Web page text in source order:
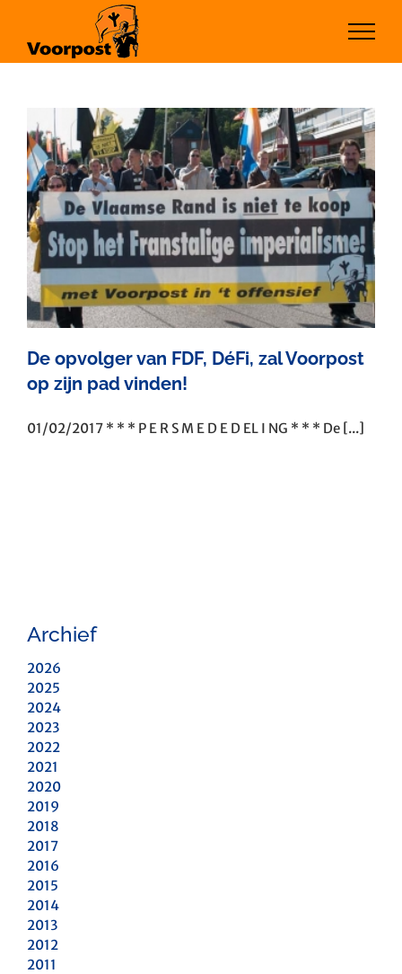
inhoud
De opvolger van FDF, DéFi, zal Voorpost
op zijn pad vinden!
01/02/2017 * * * P E R S M E D E D EL I NG * * * De [...]
Archief
2026
2025
2024
2023
2022
2021
2020
2019
2018
2017
2016
2015
2014
2013
2012
2011